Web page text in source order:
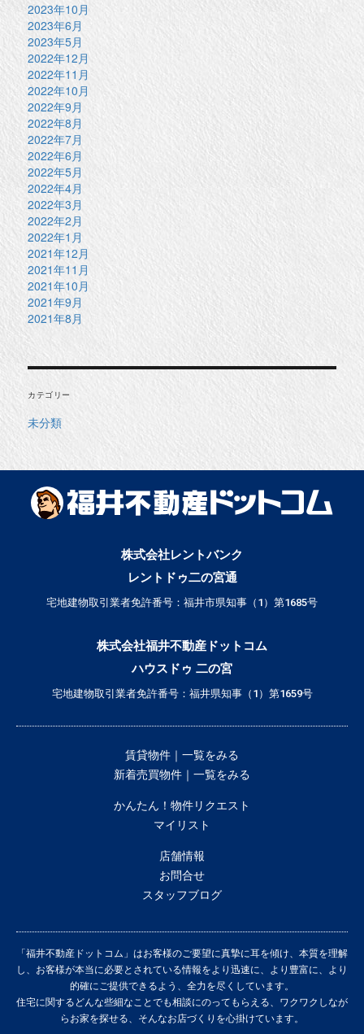
2023年10月
2023年6月
2023年5月
2022年12月
2022年11月
2022年10月
2022年9月
2022年8月
2022年7月
2022年6月
2022年5月
2022年4月
2022年3月
2022年2月
2022年1月
2021年12月
2021年11月
2021年10月
2021年9月
2021年8月
カテゴリー
未分類
株式会社レントバンク
レントドゥ二の宮通
宅地建物取引業者免許番号：福井市県知事（1）第1685号
株式会社福井不動産ドットコム
ハウスドゥ 二の宮
宅地建物取引業者免許番号：福井県知事（1）第1659号
賃貸物件｜一覧をみる
新着売買物件｜一覧をみる
かんたん！物件リクエスト
マイリスト
店舗情報
お問合せ
スタッフブログ
「福井不動産ドットコム」はお客様のご要望に真摯に耳を傾け、本質を理解
し、お客様が本当に必要とされている情報をより迅速に、より豊富に、より
的確にご提供できるよう、全力を尽くしています。
住宅に関するどんな些細なことでも相談にのってもらえる、ワクワクしなが
らお家を探せる、そんなお店づくりを心掛けています。